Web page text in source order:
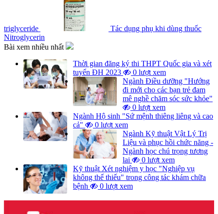
triglyceride
Tác dụng phụ khi dùng thuốc
Nitroglycerin
Bài xem nhiều nhất
Thời gian đăng ký thi THPT Quốc gia và xét
tuyển ĐH 2023
0 lượt xem
Ngành Điều dưỡng "Hướng
đi mới cho các bạn trẻ đam
mê nghề chăm sóc sức khỏe"
0 lượt xem
Ngành Hộ sinh "Sứ mệnh thiêng liêng và cao
cả"
0 lượt xem
Ngành Kỹ thuật Vật Lý Trị
Liệu và phục hồi chức năng -
Ngành học chú trọng tương
lai
0 lượt xem
Kỹ thuật Xét nghiệm y học "Nghiệp vụ
không thể thiếu" trong công tác khám chữa
bệnh
0 lượt xem